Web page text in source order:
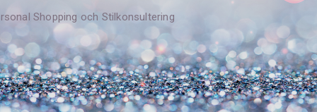
Shopping och Stilkonsultering